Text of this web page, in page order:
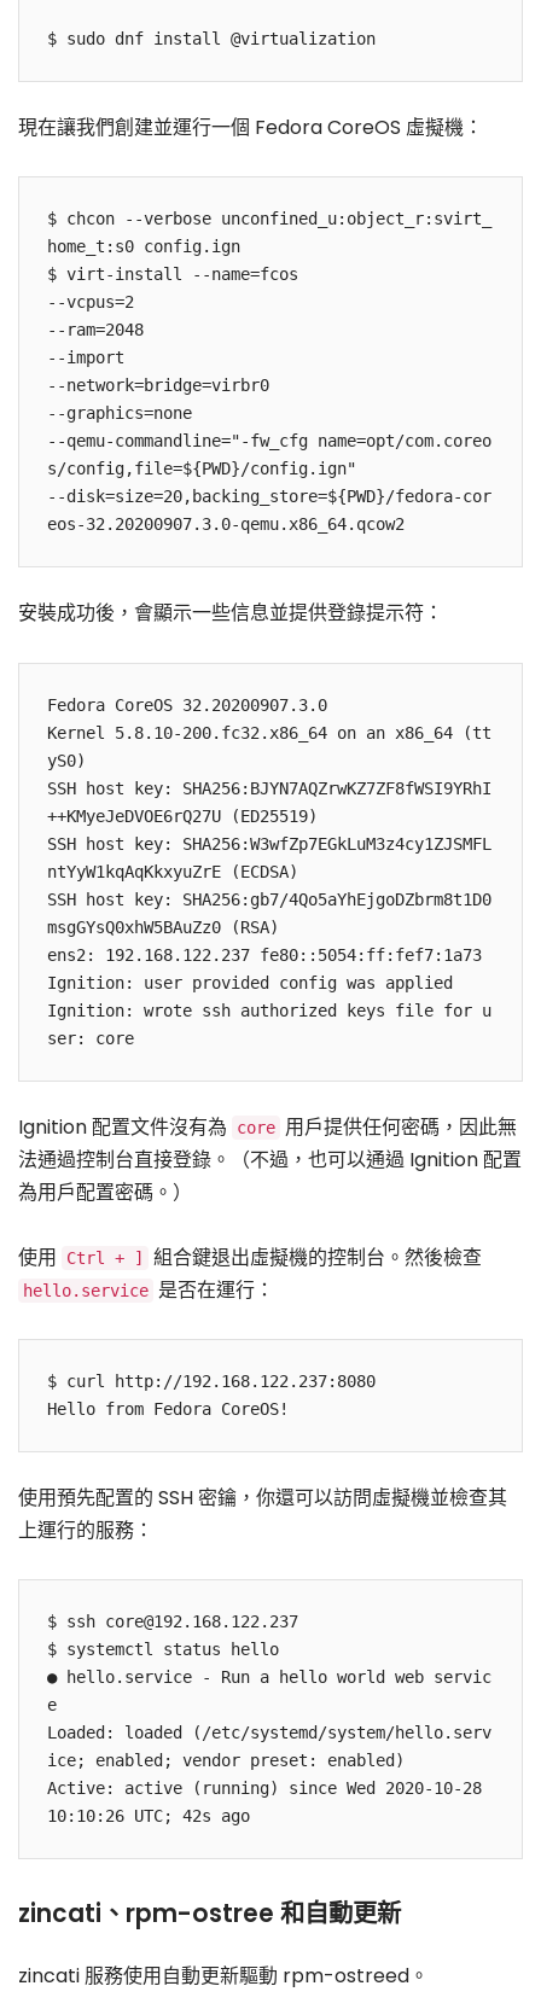
現在讓我們創建並運行一個 Fedora CoreOS 虛擬機：
$ chcon --verbose unconfined_u:object_r:svirt_
home_t:s0 config.ign
$ virt-install --name=fcos
--vcpus=2
--ram=2048
--import
--network=bridge=virbr0
--graphics=none
--qemu-commandline="-fw_cfg name=opt/com.coreo
s/config,file=${PWD}/config.ign"
--disk=size=20,backing_store=${PWD}/fedora-cor
安裝成功後，會顯示一些信息並提供登錄提示符：
Fedora CoreOS 32.20200907.3.0
Kernel 5.8.10-200.fc32.x86_64 on an x86_64 (tt
yS0)
SSH host key: SHA256:BJYN7AQZrwKZ7ZF8fWSI9YRhI
++KMyeJeDVOE6rQ27U (ED25519)
SSH host key: SHA256:W3wfZp7EGkLuM3z4cy1ZJSMFL
ntYyW1kqAqKkxyuZrE (ECDSA)
SSH host key: SHA256:gb7/4Qo5aYhEjgoDZbrm8t1D0
msgGYsQ0xhW5BAuZz0 (RSA)
ens2: 192.168.122.237 fe80::5054:ff:fef7:1a73
Ignition: user provided config was applied
Ignition: wrote ssh authorized keys file for u
Ignition 配置文件沒有為 core 用戶提供任何密碼，因此無
法通過控制台直接登錄。（不過，也可以通過 Ignition 配置
為用戶配置密碼。）
使用 Ctrl + ] 組合鍵退出虛擬機的控制台。然後檢查
hello.service 是否在運行：
$ curl http://192.168.122.237:8080
使用預先配置的 SSH 密鑰，你還可以訪問虛擬機並檢查其
上運行的服務：
$ ssh core@192.168.122.237
$ systemctl status hello
● hello.service - Run a hello world web servic
e
Loaded: loaded (/etc/systemd/system/hello.serv
ice; enabled; vendor preset: enabled)
Active: active (running) since Wed 2020-10-28
zincati、rpm-ostree 和自動更新
zincati 服務使用自動更新驅動 rpm-ostreed。